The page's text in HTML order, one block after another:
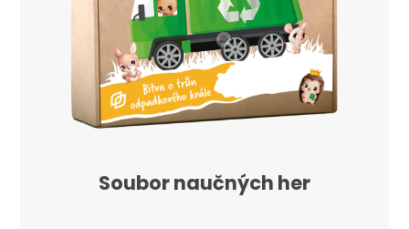
Soubor naučných her